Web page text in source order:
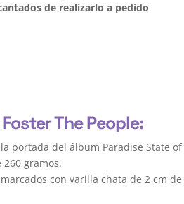
de realizarlo a pedido
The People:
portada del álbum Paradise State
gramos.
con varilla chata de 2 cm